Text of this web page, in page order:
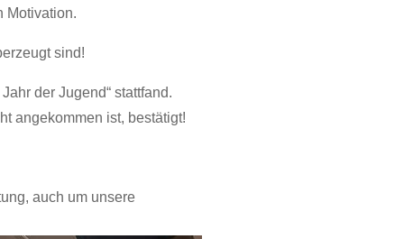
Motivation.
sind!
der Jugend“ stattfand.
angekommen ist, bestätigt!
auch um unsere